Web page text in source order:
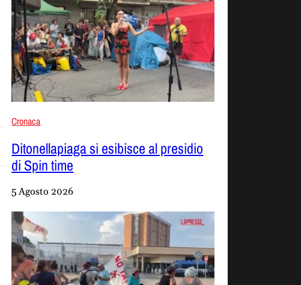
Cronaca
Ditonellapiaga si esibisce al presidio
di Spin time
5 Agosto 2026